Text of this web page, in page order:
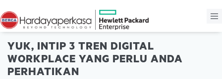
YUK, INTIP 3 TREN DIGITAL
WORKPLACE YANG PERLU ANDA
PERHATIKAN